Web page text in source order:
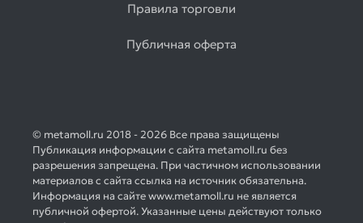
Правила торговли
Публичная оферта
© metamoll.ru 2018 - 2026 Все права защищены
Публикация информации с сайта metamoll.ru без
разрешения запрещена. При частичном использовании
материалов с сайта ссылка на источник обязательна.
Информация на сайте www.metamoll.ru не является
публичной офертой. Указанные цены действуют только